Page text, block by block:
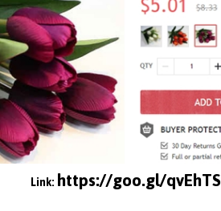
Link:https://goo.gl/qvEhTS